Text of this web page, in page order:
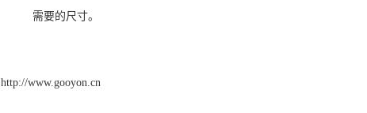
需要的尺寸。
http://www.gooyon.cn